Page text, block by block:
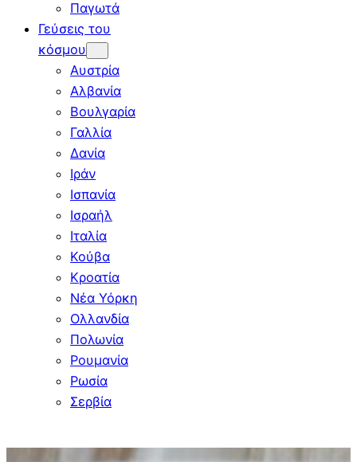
Παγωτά
Γεύσεις του
κόσμου
Αυστρία
Αλβανία
Βουλγαρία
Γαλλία
Δανία
Ιράν
Ισπανία
Ισραήλ
Ιταλία
Κούβα
Κροατία
Νέα Υόρκη
Ολλανδία
Πολωνία
Ρουμανία
Ρωσία
Σερβία